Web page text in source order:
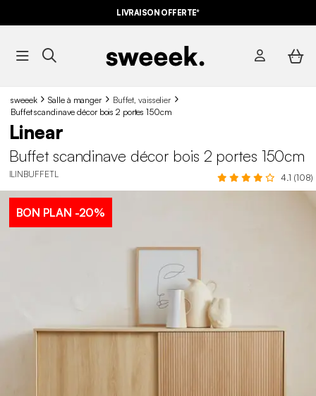
LIVRAISON OFFERTE*
sweeek Salle à manger
Buffet, vaisselier
Buffet scandinave décor bois 2 portes 150cm
Linear
Buffet scandinave décor bois 2 portes 150cm
ILINBUFFETL 4.1 (108)
BON PLAN -20%